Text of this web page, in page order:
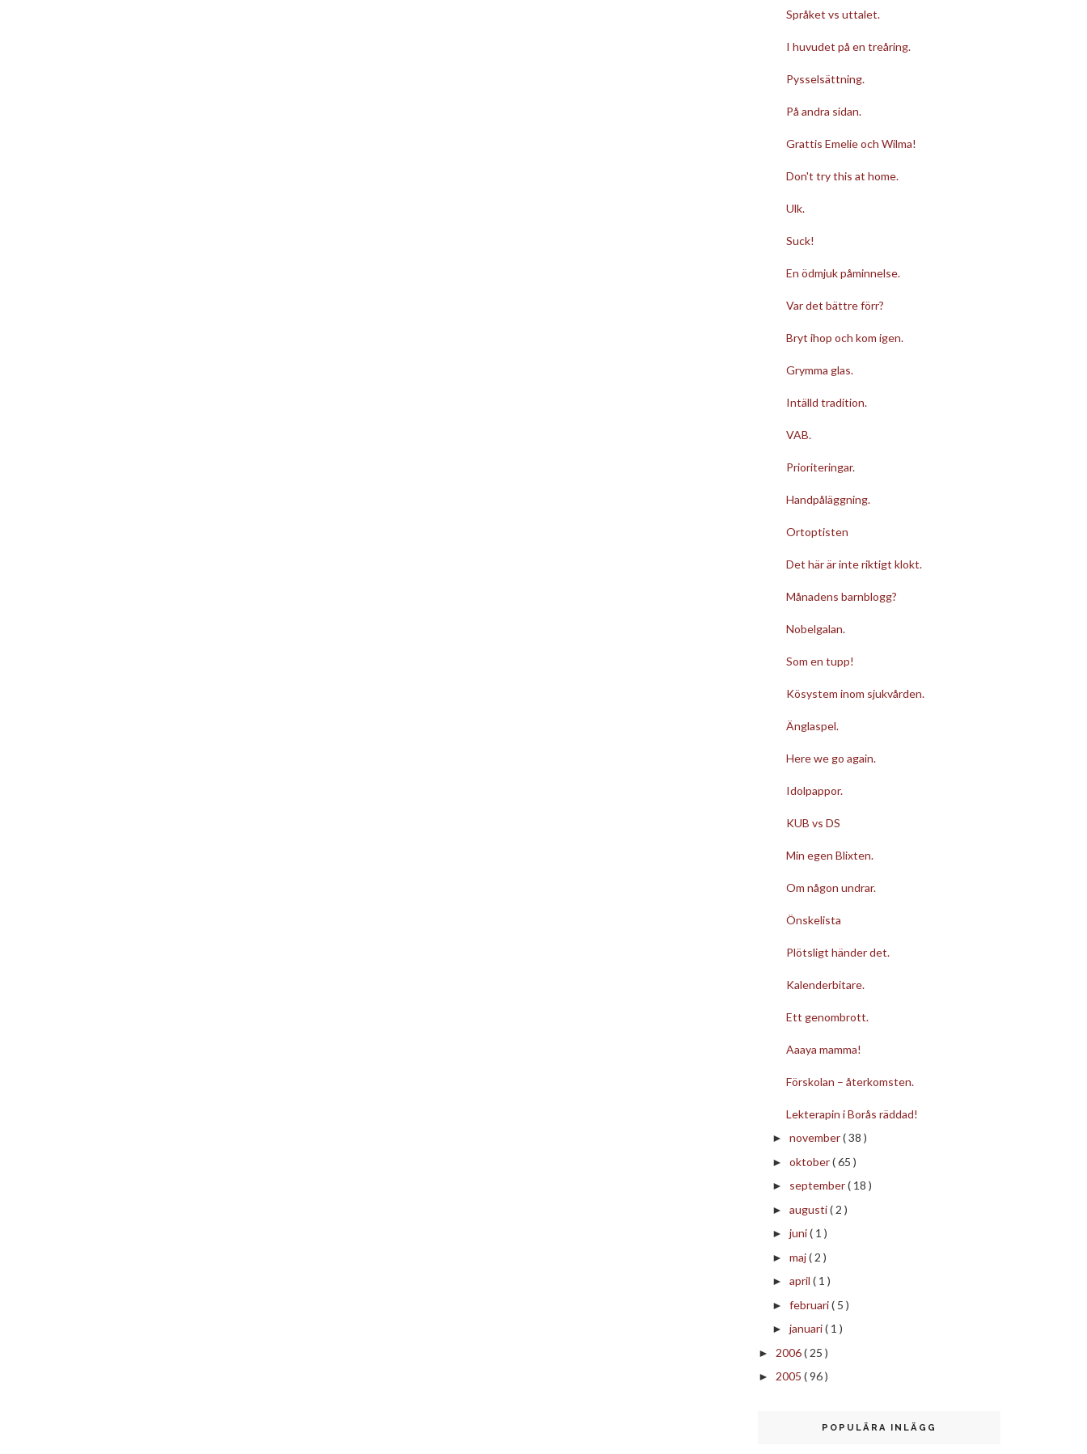
Språket vs uttalet.
I huvudet på en treåring.
Pysselsättning.
På andra sidan.
Grattis Emelie och Wilma!
Don't try this at home.
Ulk.
Suck!
En ödmjuk påminnelse.
Var det bättre förr?
Bryt ihop och kom igen.
Grymma glas.
Intälld tradition.
VAB.
Prioriteringar.
Handpåläggning.
Ortoptisten
Det här är inte riktigt klokt.
Månadens barnblogg?
Nobelgalan.
Som en tupp!
Kösystem inom sjukvården.
Änglaspel.
Here we go again.
Idolpappor.
KUB vs DS
Min egen Blixten.
Om någon undrar.
Önskelista
Plötsligt händer det.
Kalenderbitare.
Ett genombrott.
Aaaya mamma!
Förskolan – återkomsten.
Lekterapin i Borås räddad!
► november( 38 )
► oktober( 65 )
► september( 18 )
► augusti( 2 )
► juni( 1 )
► maj( 2 )
► april ( 1 )
► februari( 5 )
► januari( 1 )
► 2006( 25 )
► 2005 ( 96 )
POPULÄRA INLÄGG